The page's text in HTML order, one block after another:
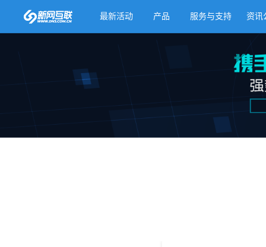
最新活动 产品 服务与支持 资讯